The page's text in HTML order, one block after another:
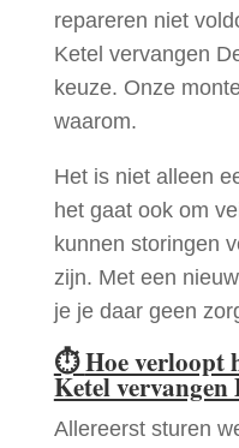
repareren niet
Ketel vervangen
keuze. Onze
waarom.
Het is niet alleen
het gaat ook om
kunnen storingen
zijn. Met een
je je daar geen
⏱Hoe verloopt
Ketel vervangen
Allereerst sturen